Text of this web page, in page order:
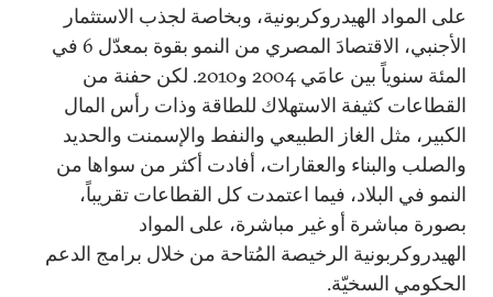
على المواد الهيدروكربونية، وبخاصة لجذب الاستثمار
الأجنبي، الاقتصادَ المصري من النمو بقوة بمعدّل 6 في
المئة سنوياً بين عامَي 2004 و2010. لكن حفنة من
القطاعات كثيفة الاستهلاك للطاقة وذات رأس المال
الكبير، مثل الغاز الطبيعي والنفط والإسمنت والحديد
والصلب والبناء والعقارات، أفادت أكثر من سواها من
النمو في البلاد، فيما اعتمدت كل القطاعات تقريباً،
بصورة مباشرة أو غير مباشرة، على المواد
الهيدروكربونية الرخيصة المُتاحة من خلال برامج الدعم
الحكومي السخيّة.